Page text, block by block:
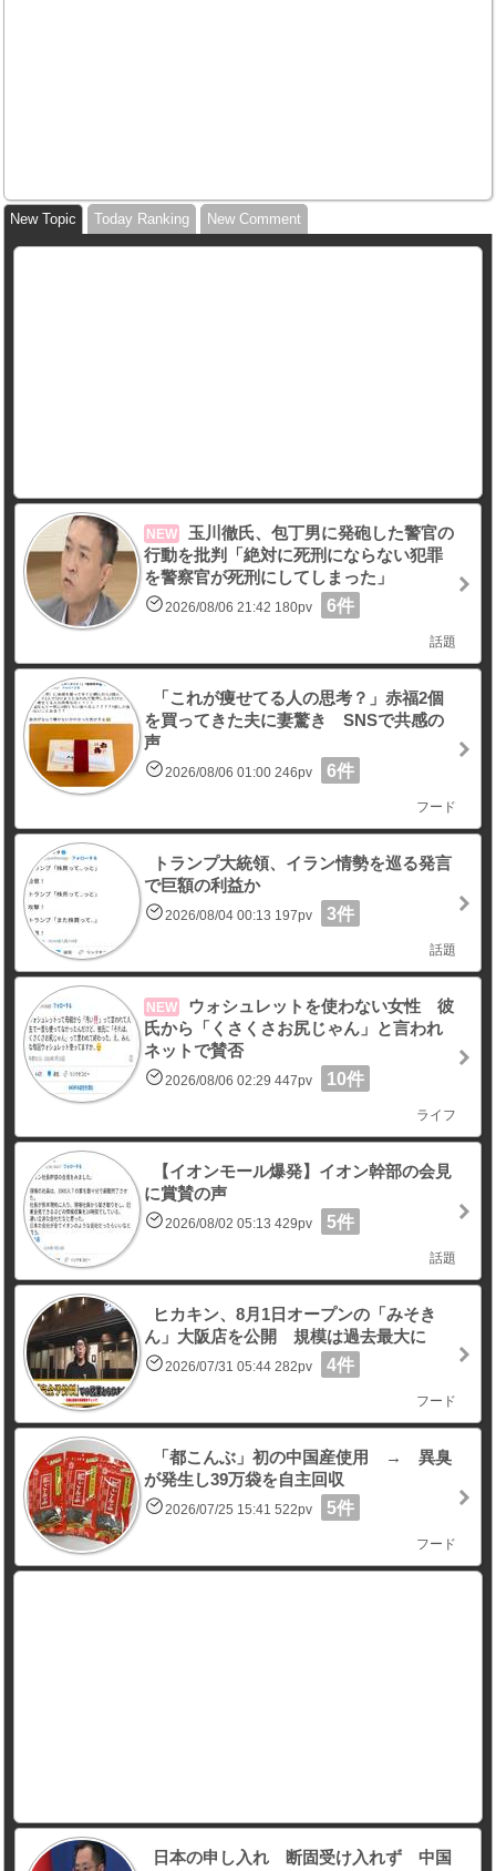
New Topic Today Ranking New Comment
NEW
玉川徹氏、包丁男に発砲した警官の
行動を批判「絶対に死刑にならない犯罪
を警察官が死刑にしてしまった」
2026/08/06 21:42 180pv 6件
話題
「これが痩せてる人の思考？」赤福2個
を買ってきた夫に妻驚き SNSで共感の
声
2026/08/06 01:00 246pv 6件
フード
トランプ大統領、イラン情勢を巡る発言
で巨額の利益か
2026/08/04 00:13 197pv 3件
話題
NEW
ウォシュレットを使わない女性 彼
氏から「くさくさお尻じゃん」と言われ
ネットで賛否
2026/08/06 02:29 447pv 10件
ライフ
【イオンモール爆発】イオン幹部の会見
に賞賛の声
2026/08/02 05:13 429pv 5件
話題
ヒカキン、8月1日オープンの「みそき
ん」大阪店を公開 規模は過去最大に
2026/07/31 05:44 282pv 4件
フード
「都こんぶ」初の中国産使用 → 異臭
が発生し39万袋を自主回収
2026/07/25 15:41 522pv 5件
フード
日本の申し入れ 断固受け入れず 中国